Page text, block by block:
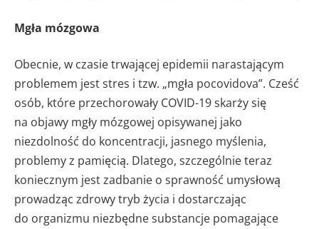
Mgła mózgowa
Obecnie, w czasie trwającej epidemii narastającym
problemem jest stres i tzw. „mgła pocovidova”. Cześć
osób, które przechorowały COVID-19 skarży się
na objawy mgły mózgowej opisywanej jako
niezdolność do koncentracji, jasnego myślenia,
problemy z pamięcią. Dlatego, szczególnie teraz
koniecznym jest zadbanie o sprawność umysłową
prowadząc zdrowy tryb życia i dostarczając
do organizmu niezbędne substancje pomagające